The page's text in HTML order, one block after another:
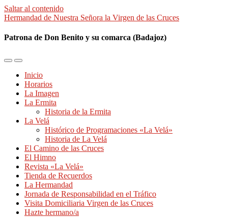
Saltar al contenido
Hermandad de Nuestra Señora la Virgen de las Cruces
Patrona de Don Benito y su comarca (Badajoz)
Alternar
menú
móvil
Alternar
campo
de
búsqueda
Inicio
Horarios
La Imagen
La Ermita
Historia de la Ermita
La Velá
Histórico de Programaciones «La Velá»
Historia de La Velá
El Camino de las Cruces
El Himno
Revista «La Velá»
Tienda de Recuerdos
La Hermandad
Jornada de Responsabilidad en el Tráfico
Visita Domiciliaria Virgen de las Cruces
Hazte hermano/a